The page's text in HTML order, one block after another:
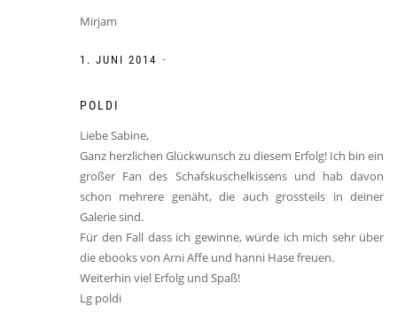
Mirjam
1. JUNI 2014 -
POLDI
Liebe Sabine,
Ganz herzlichen Glückwunsch zu diesem Erfolg! Ich bin ein
großer Fan des Schafskuschelkissens und hab davon
schon mehrere genäht, die auch grossteils in deiner
Galerie sind.
Für den Fall dass ich gewinne, würde ich mich sehr über
die ebooks von Arni Affe und hanni Hase freuen.
Weiterhin viel Erfolg und Spaß!
Lg poldi